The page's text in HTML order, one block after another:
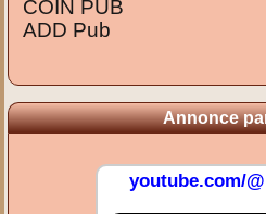
COIN PUB
ADD Pub
Annonce
youtube.com/